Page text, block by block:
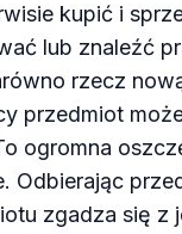
kupić i
lub znaleźć
rzecz
przedmiot
ogromna
Odbierając
zgadza się z